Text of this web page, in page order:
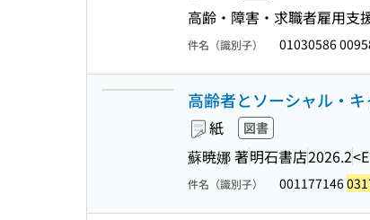
高齢・障害・求職者雇用支
件名（識別子） 01030586
高齢者とソーシャル・
紙 図書
蘇暁娜 著明石書店2026.2
件名（識別子） 001177146